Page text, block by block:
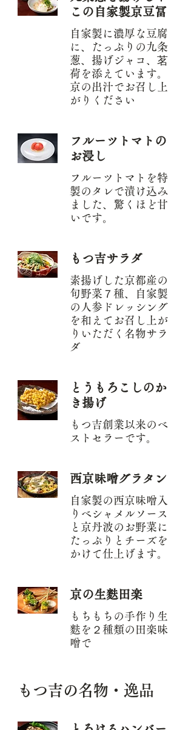
この自家製京豆冨
自家製に濃厚な豆腐
に、たっぷりの九条
葱、揚げジャコ、茗
荷を添えています。
京の出汁でお召し上
がりください
フルーツトマトの
お浸し
フルーツトマトを特
製のタレで漬け込み
ました、驚くほど甘
いです。
もつ吉サラダ
素揚げした京都産の
旬野菜７種、自家製
の人参ドレッシング
を和えてお召し上が
りいただく名物サラ
ダ
とうもろこしのか
き揚げ
もつ吉創業以来のベ
ストセラーです。
西京味噌グラタン
自家製の西京味噌入
りベシャメルソース
と京丹波のお野菜に
たっぷりとチーズを
かけて仕上げます。
京の生麩田楽
もちもちの手作り生
麩を２種類の田楽味
噌で
もつ吉の名物・逸品